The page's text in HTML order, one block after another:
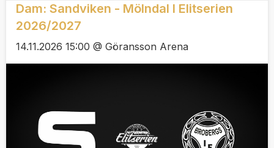
Dam: Sandviken - Mölndal I Elitserien
2026/2027
14.11.2026 15:00 @ Göransson Arena